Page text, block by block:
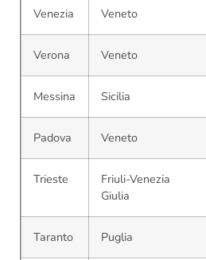
Venezia Veneto
Verona Veneto
Messina Sicilia
Padova Veneto
Trieste
Friuli-Venezia
Giulia
Taranto Puglia